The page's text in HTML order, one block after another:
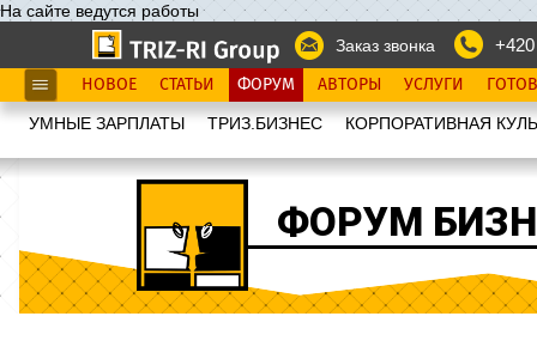
На сайте ведутся работы
Заказ звонка
НОВОЕ СТАТЬИ ФОРУМ АВТОРЫ УСЛУГИ
УМНЫЕ ЗАРПЛАТЫ ТРИЗ.БИЗНЕС КОРПОРАТИВНАЯ
ФОРУМ